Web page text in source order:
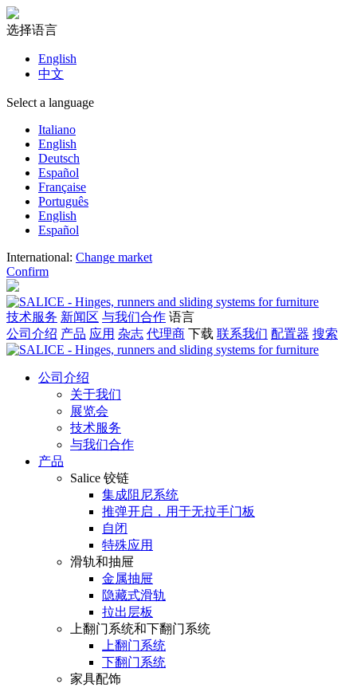
选择语言
English
中文
Select a language
Italiano
English
Deutsch
Español
Française
Português
English
Español
International: Change market
Confirm
技术服务 新闻区 与我们合作 语言
公司介绍 产品 应用 杂志 代理商 下载 联系我们 配置器 搜索
公司介绍
关于我们
展览会
技术服务
与我们合作
产品
Salice 铰链
集成阻尼系统
推弹开启，用于无拉手门板
自闭
特殊应用
滑轨和抽屉
金属抽屉
隐藏式滑轨
拉出层板
上翻门系统和下翻门系统
上翻门系统
下翻门系统
家具配饰